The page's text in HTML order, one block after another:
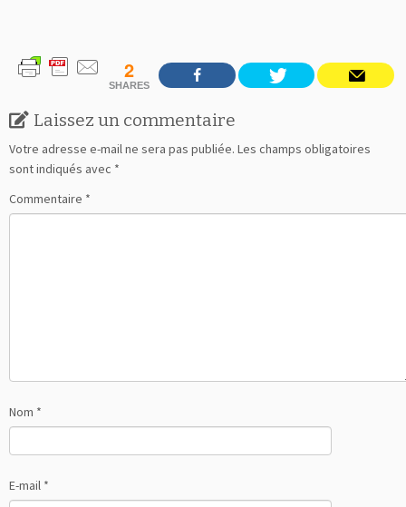
2
SHARES
Laissez un commentaire
Votre adresse e-mail ne sera pas publiée. Les champs obligatoires
sont indiqués avec *
Commentaire *
Nom *
E-mail *